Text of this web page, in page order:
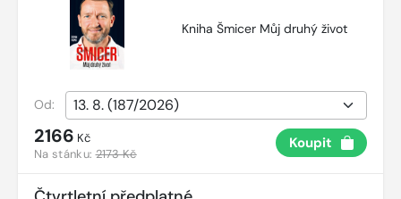
Kniha Šmicer Můj druhý život
Od:
2166 Kč
Na stánku:2173 Kč
Koupit